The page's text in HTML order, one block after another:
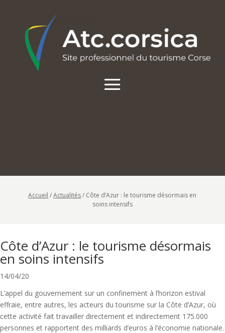
Accueil /Actualités/ Côte d’Azur : le tourisme désormais en
soins intensifs
Côte d’Azur : le tourisme désormais
en soins intensifs
14/04/20
L’appel du gouvernement sur un confinement à l’horizon estival
effraie, entre autres, les acteurs du tourisme sur la Côte d’Azur, où
cette activité fait travailler directement et indirectement 175.000
personnes et rapportent des milliards d’euros à l’économie nationale.